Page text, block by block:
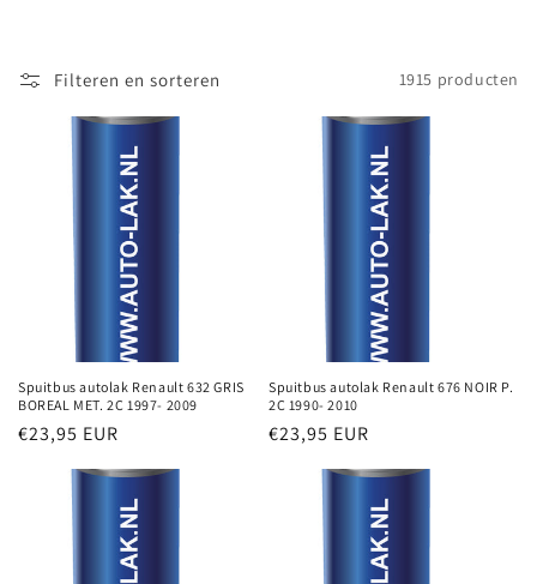
Filteren en sorteren 1915 producten
Spuitbus autolak Renault 632 GRIS
BOREAL MET. 2C 1997- 2009
Normale
€23,95 EUR
Spuitbus autolak Renault 676 NOIR P.
2C 1990- 2010
Normale
€23,95 EUR